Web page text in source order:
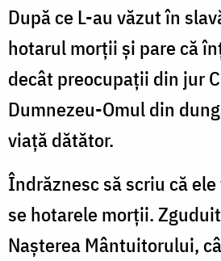
După ce L-au văzut în
hotarul morții și pare că
decât preocupații din jur
Dumnezeu-Omul din
viață dătător.
Îndrăznesc să scriu că
se hotarele morții.
Nașterea Mântuitorului,